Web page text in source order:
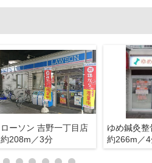
ローソン 吉野一丁目店
約208m／3分
ゆめ鍼灸整
約266m／